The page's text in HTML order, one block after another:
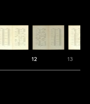
12 13